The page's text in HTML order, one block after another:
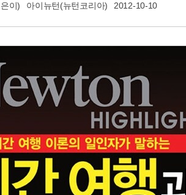
이) 아이뉴턴(뉴턴코리아) 2012-10-10